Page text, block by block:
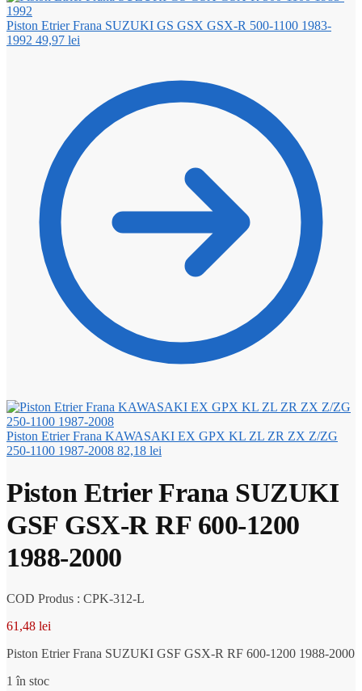
Piston Etrier Frana SUZUKI GS GSX GSX-R 500-1100 1983-
1992 49,97 lei
Piston Etrier Frana KAWASAKI EX GPX KL ZL ZR ZX Z/ZG
250-1100 1987-2008 82,18 lei
Piston Etrier Frana SUZUKI
GSF GSX-R RF 600-1200
1988-2000
COD Produs : CPK-312-L
61,48 lei
Piston Etrier Frana SUZUKI GSF GSX-R RF 600-1200 1988-2000
1 în stoc